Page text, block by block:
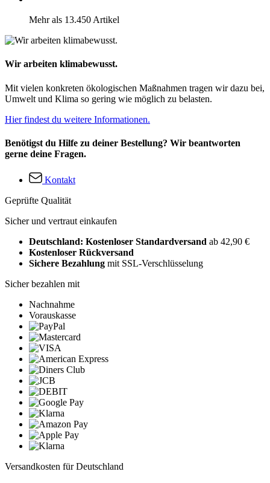
Mehr als 13.450 Artikel
Wir arbeiten klimabewusst.
Mit vielen konkreten ökologischen Maßnahmen tragen wir dazu bei,
Umwelt und Klima so gering wie möglich zu belasten.
Hier findest du weitere Informationen.
Benötigst du Hilfe zu deiner Bestellung? Wir beantworten
gerne deine Fragen.
Kontakt
Geprüfte Qualität
Sicher und vertraut einkaufen
Deutschland: Kostenloser Standardversand ab 42,90 €
Kostenloser Rückversand
Sichere Bezahlung mit SSL-Verschlüsselung
Sicher bezahlen mit
Nachnahme
Vorauskasse
Versandkosten für Deutschland